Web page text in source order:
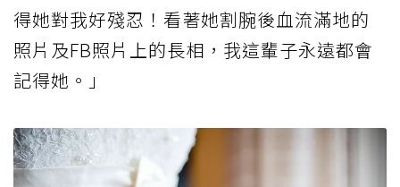
得她對我好殘忍！看著她割腕後血流滿地的
照片及FB照片上的長相，我這輩子永遠都會
記得她。」